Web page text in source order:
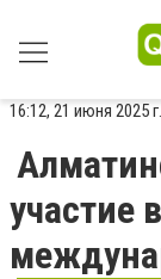
16:12, 21 июня 2025 г.
участие